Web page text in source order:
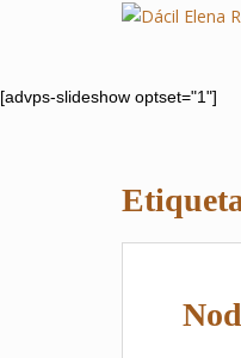
p[advps-slideshow optset="1"]